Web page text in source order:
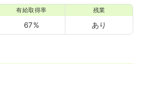
有給取得率
67%
残業
あり